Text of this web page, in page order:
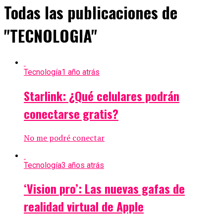
Todas las publicaciones de
"TECNOLOGIA"
Tecnología1 año atrás
Starlink: ¿Qué celulares podrán
conectarse gratis?
No me podré conectar
Tecnología3 años atrás
‘Vision pro’: Las nuevas gafas de
realidad virtual de Apple